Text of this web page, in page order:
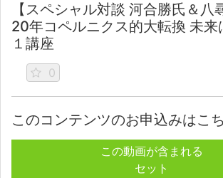
【スペシャル対談 河合勝氏＆八
20年コペルニクス的大転換 未来
１講座
0
このコンテンツのお申込みはこ
この動画が含まれる
セット